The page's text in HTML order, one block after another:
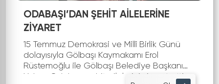
ODABAŞI’DAN ŞEHİT AİLELERİNE
ZİYARET
15 Temmuz Demokrasi ve Millî Birlik Günü
dolayısıyla Gölbaşı Kaymakamı Erol
Rüstemoğlu ile Gölbaşı Belediye Başkanı
Yakup Odabaşı şehit ailelerini ziyaret etti.